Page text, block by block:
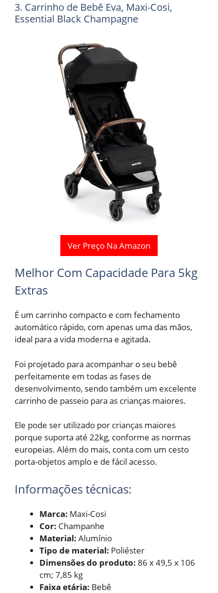
3. Carrinho de Bebê Eva, Maxi-Cosi,
Essential Black Champagne
Ver Preço Na Amazon
Melhor Com Capacidade Para 5kg
Extras
É um carrinho compacto e com fechamento
automático rápido, com apenas uma das mãos,
ideal para a vida moderna e agitada.
Foi projetado para acompanhar o seu bebê
perfeitamente em todas as fases de
desenvolvimento, sendo também um excelente
carrinho de passeio para as crianças maiores.
Ele pode ser utilizado por crianças maiores
porque suporta até 22kg, conforme as normas
europeias. Além do mais, conta com um cesto
porta-objetos amplo e de fácil acesso.
Informações técnicas:
Marca: Maxi-Cosi
Cor: Champanhe
Material: Alumínio
Tipo de material: Poliéster
Dimensões do produto: 86 x 49,5 x 106
cm; 7,85 kg
Faixa etária: Bebê